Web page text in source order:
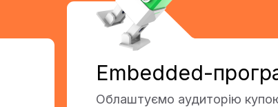
Embedded-
Облаштуємо аудиторію